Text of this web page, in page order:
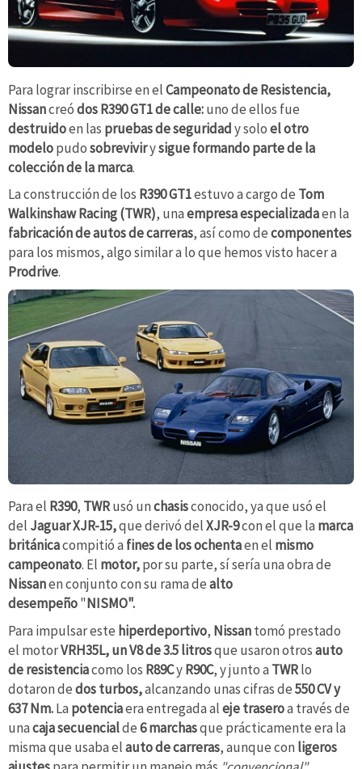
Para lograr inscribirse en elCampeonato de Resistencia,
Nissancreódos R390 GT1 de calle:uno de ellos fue
destruidoen las pruebas de seguridady soloel otro
modelopudosobrevivirysigue formando parte de la
colección de la marca.
La construcción de los R390 GT1estuvo a cargo de Tom
Walkinshaw Racing (TWR), unaempresa especializadaen la
fabricación de autos de carreras, así como decomponentes
para los mismos, algo similar a lo que hemos visto hacer a
Prodrive.
Para el R390, TWRusó unchasisconocido, ya que usó el
del Jaguar XJR-15,que derivó delXJR-9con el que la marca
británicacompitió a fines de los ochentaen el mismo
campeonato. El motor,por su parte, sí sería una obra de
Nissanen conjunto con su rama dealto
desempeño"NISMO".
Para impulsar este hiperdeportivo, Nissantomó prestado
el motorVRH35L, un V8 de 3.5 litrosque usaron otrosauto
de resistenciacomo los R89CyR90C, y junto a TWRlo
dotaron dedos turbos,alcanzando unas cifras de550 CV y
637 Nm.La potenciaera entregada aleje traseroa través de
unacaja secuencialde6 marchasque prácticamente era la
misma que usaba elauto de carreras, aunque con ligeros